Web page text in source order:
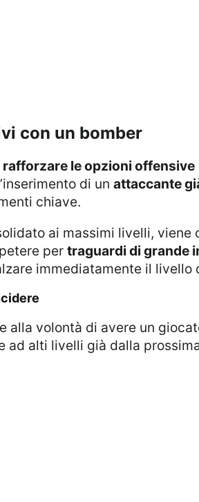
con un bomber
rafforzare le opzioni offensive
di un attaccante
chiave.
per traguardi di grande
immediatamente il livello
alla volontà di avere un
ad alti livelli già dalla